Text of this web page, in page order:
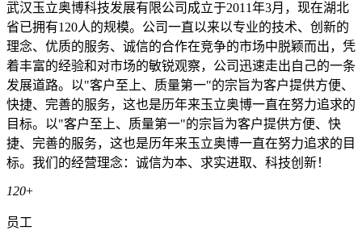
武汉玉立奥博科技发展有限公司成立于2011年3月，现在湖北
省已拥有120人的规模。公司一直以来以专业的技术、创新的
理念、优质的服务、诚信的合作在竞争的市场中脱颖而出，凭
着丰富的经验和对市场的敏锐观察，公司迅速走出自己的一条
发展道路。以"客户至上、质量第一"的宗旨为客户提供方便、
快捷、完善的服务，这也是历年来玉立奥博一直在努力追求的
目标。以"客户至上、质量第一"的宗旨为客户提供方便、快
捷、完善的服务，这也是历年来玉立奥博一直在努力追求的目
标。我们的经营理念：诚信为本、求实进取、科技创新！
120+
员工